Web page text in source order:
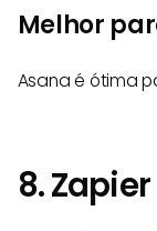
Melhor
Asana é ótima
8. Zapier